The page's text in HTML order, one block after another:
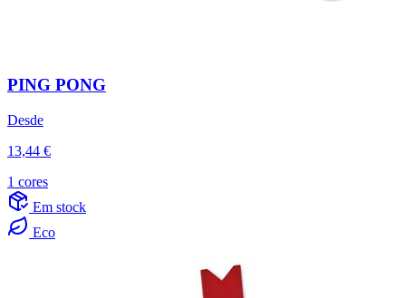
PING PONG
Desde
13,44 €
1 cores
Em stock
Eco